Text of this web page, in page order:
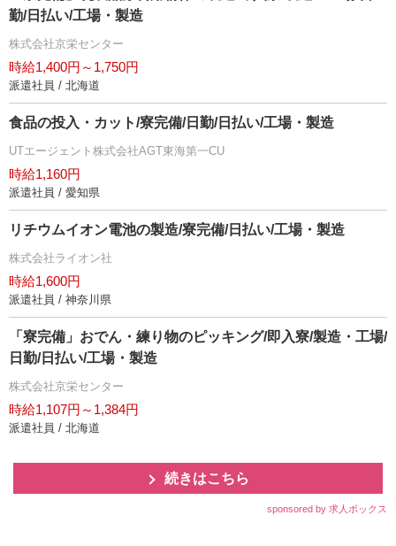
勤/日払い/工場・製造
株式会社京栄センター
時給1,400円～1,750円
派遣社員 / 北海道
食品の投入・カット/寮完備/日勤/日払い/工場・製造
UTエージェント株式会社AGT東海第一CU
時給1,160円
派遣社員 / 愛知県
リチウムイオン電池の製造/寮完備/日払い/工場・製造
株式会社ライオン社
時給1,600円
派遣社員 / 神奈川県
「寮完備」おでん・練り物のピッキング/即入寮/製造・工場/
日勤/日払い/工場・製造
株式会社京栄センター
時給1,107円～1,384円
派遣社員 / 北海道
続きはこちら
sponsored by 求人ボックス